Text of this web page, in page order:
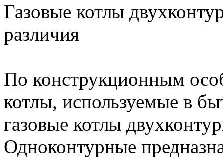
Газовые котлы
различия
По конструкционным
котлы, используемые в
газовые котлы
Одноконтурные